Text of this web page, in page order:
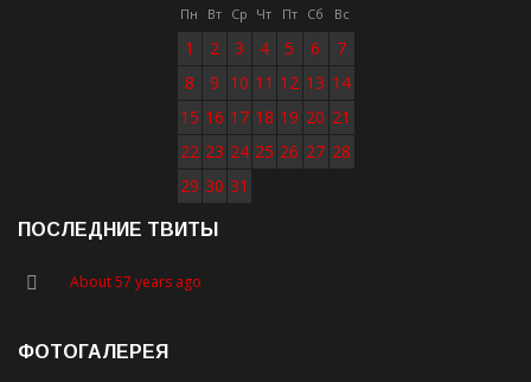
Пн Вт Ср Чт Пт Сб Вс
1 2 3 4 5 6
7
8
9 10 11 12 13 14
15 16 17 18 19 20 21
22 23 24 25 26 27 28
29 30 31
ПОСЛЕДНИЕ ТВИТЫ
About 57 years ago
ФОТОГАЛЕРЕЯ